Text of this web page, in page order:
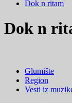
Dok n ritam
Dok n
Glumište
Region
Vesti iz